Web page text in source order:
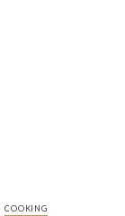
COOKING